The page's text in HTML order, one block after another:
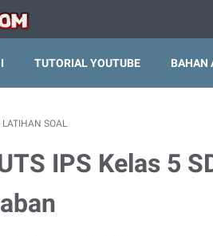
TUTORIAL YOUTUBE BAHAN
LATIHAN SOAL
IPS Kelas 5